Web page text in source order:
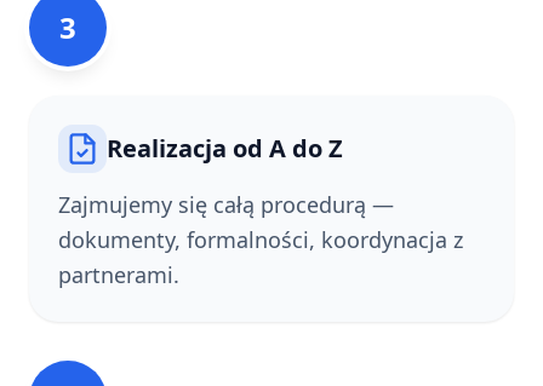
3
Realizacja od A do Z
Zajmujemy się całą procedurą —
dokumenty, formalności, koordynacja z
partnerami.